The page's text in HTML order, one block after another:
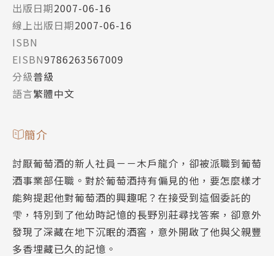
出版日期2007-06-16
線上出版日期2007-06-16
ISBN
EISBN9786263567009
分級普級
語言繁體中文
簡介
討厭葡萄酒的新人社員－－木戶龍介，卻被派職到葡萄
酒事業部任職。對於葡萄酒持有偏見的他，要怎麼樣才
能夠提起他對葡萄酒的興趣呢？在接受到這個委託的
雫，特別到了他幼時記憶的長野別莊尋找答案，卻意外
發現了深藏在地下沉眠的酒窖，意外開啟了他與父親豐
多香埋藏已久的記憶。